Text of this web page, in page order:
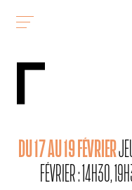
DU 17 AU 19 FÉVRIER
FÉVRIER : 14H30,